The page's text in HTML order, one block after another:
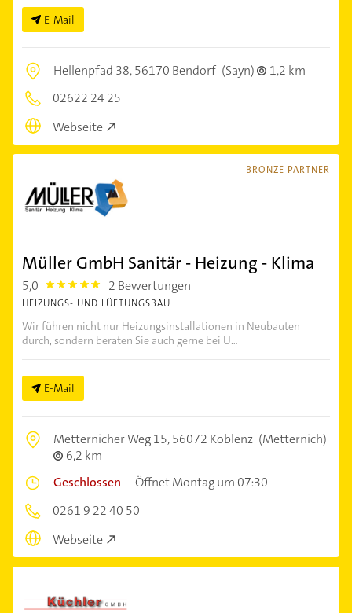
E-Mail
Hellenpfad 38,56170 Bendorf (Sayn)
1,2 km
02622 24 25
Webseite
BRONZE PARTNER
Müller GmbH Sanitär - Heizung - Klima
5,0 5.0 2 Bewertungen
HEIZUNGS- UND LÜFTUNGSBAU
Wir führen nicht nur Heizungsinstallationen in Neubauten
durch, sondern beraten Sie auch gerne bei U...
E-Mail
Metternicher Weg 15,56072 Koblenz (Metternich)
6,2 km
Geschlossen –Öffnet Montag um 07:30
0261 9 22 40 50
Webseite